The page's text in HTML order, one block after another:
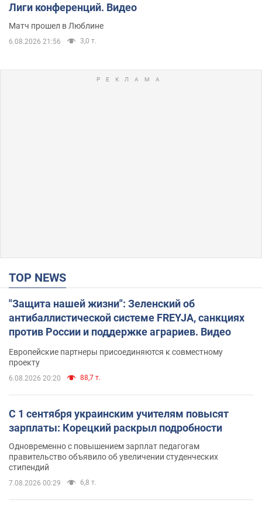
Лиги конференций. Видео
Матч прошел в Люблине
6.08.2026 21:56 3,0 т.
TOP NEWS
"Защита нашей жизни": Зеленский об
антибаллистической системе FREYJA, санкциях
против России и поддержке аграриев. Видео
Европейские партнеры присоединяются к совместному
проекту
6.08.2026 20:20 88,7 т.
С 1 сентября украинским учителям повысят
зарплаты: Корецкий раскрыл подробности
Одновременно с повышением зарплат педагогам
правительство объявило об увеличении студенческих
стипендий
7.08.2026 00:29 6,8 т.